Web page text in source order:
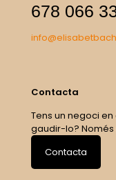
678 066
Contacta
Tens un negoci
gaudir-lo? Només
Contacta